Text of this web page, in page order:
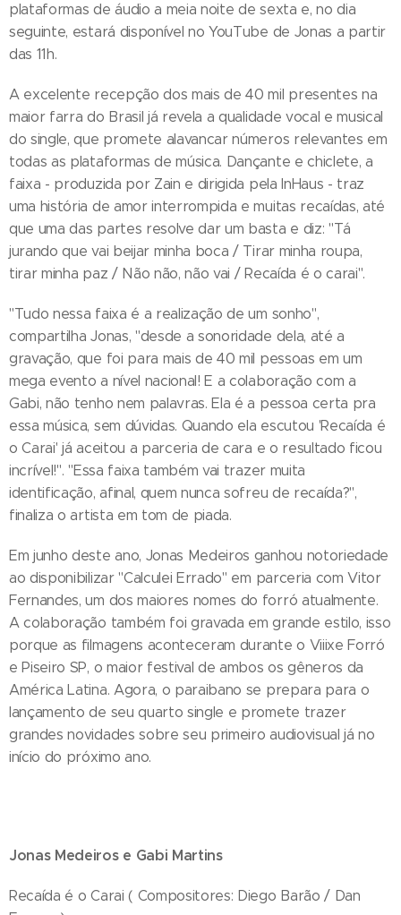
plataformas de áudio a meia noite de sexta e, no dia
seguinte, estará disponível no YouTube de Jonas a partir
das 11h.
A excelente recepção dos mais de 40 mil presentes na
maior farra do Brasil já revela a qualidade vocal e musical
do single, que promete alavancar números relevantes em
todas as plataformas de música. Dançante e chiclete, a
faixa - produzida por Zain e dirigida pela InHaus - traz
uma história de amor interrompida e muitas recaídas, até
que uma das partes resolve dar um basta e diz: "Tá
jurando que vai beijar minha boca / Tirar minha roupa,
tirar minha paz / Não não, não vai / Recaída é o carai".
"Tudo nessa faixa é a realização de um sonho",
compartilha Jonas, "desde a sonoridade dela, até a
gravação, que foi para mais de 40 mil pessoas em um
mega evento a nível nacional! E a colaboração com a
Gabi, não tenho nem palavras. Ela é a pessoa certa pra
essa música, sem dúvidas. Quando ela escutou 'Recaída é
o Carai' já aceitou a parceria de cara e o resultado ficou
incrível!". "Essa faixa também vai trazer muita
identificação, afinal, quem nunca sofreu de recaída?",
finaliza o artista em tom de piada.
Em junho deste ano, Jonas Medeiros ganhou notoriedade
ao disponibilizar "Calculei Errado" em parceria com Vitor
Fernandes, um dos maiores nomes do forró atualmente.
A colaboração também foi gravada em grande estilo, isso
porque as filmagens aconteceram durante o Viiixe Forró
e Piseiro SP, o maior festival de ambos os gêneros da
América Latina. Agora, o paraibano se prepara para o
lançamento de seu quarto single e promete trazer
grandes novidades sobre seu primeiro audiovisual já no
início do próximo ano.
Jonas Medeiros e Gabi Martins
Recaída é o Carai ( Compositores: Diego Barão / Dan